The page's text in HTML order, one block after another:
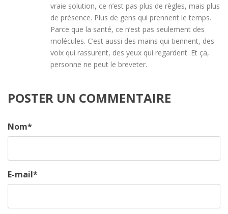
vraie solution, ce n’est pas plus de règles, mais plus
de présence. Plus de gens qui prennent le temps.
Parce que la santé, ce n’est pas seulement des
molécules. C’est aussi des mains qui tiennent, des
voix qui rassurent, des yeux qui regardent. Et ça,
personne ne peut le breveter.
POSTER UN COMMENTAIRE
Nom*
E-mail*